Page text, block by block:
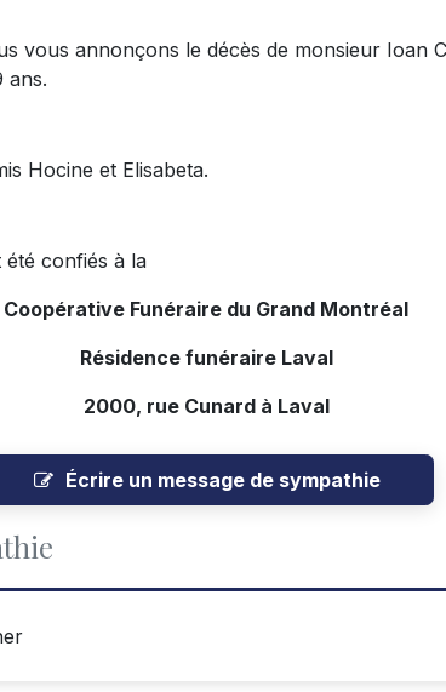
vous annonçons le décès de monsieur Ioan
ans.
Hocine et Elisabeta.
confiés à la
Coopérative Funéraire du Grand Montréal
Résidence funéraire Laval
2000, rue Cunard à Laval
Écrire un message de sympathie